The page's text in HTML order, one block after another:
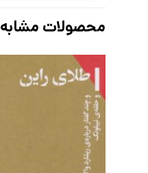
محصولات مشابه